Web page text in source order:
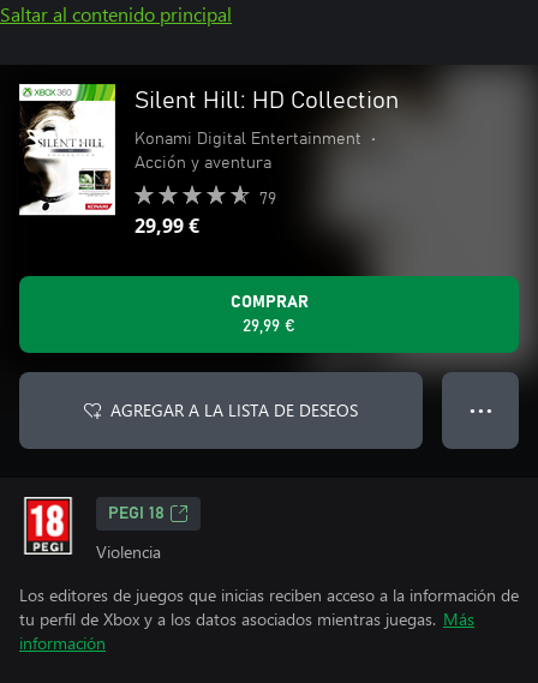
Saltar al contenido principal
Silent Hill: HD Collection
Konami Digital Entertainment
•
Acción y aventura
79
29,99 €
COMPRAR
29,99 €
AGREGAR A LA LISTA DE DESEOS ● ● ●
PEGI 18
Violencia
Los editores de juegos que inicias reciben acceso a la información de
tu perfil de Xbox y a los datos asociados mientras juegas. Más
información